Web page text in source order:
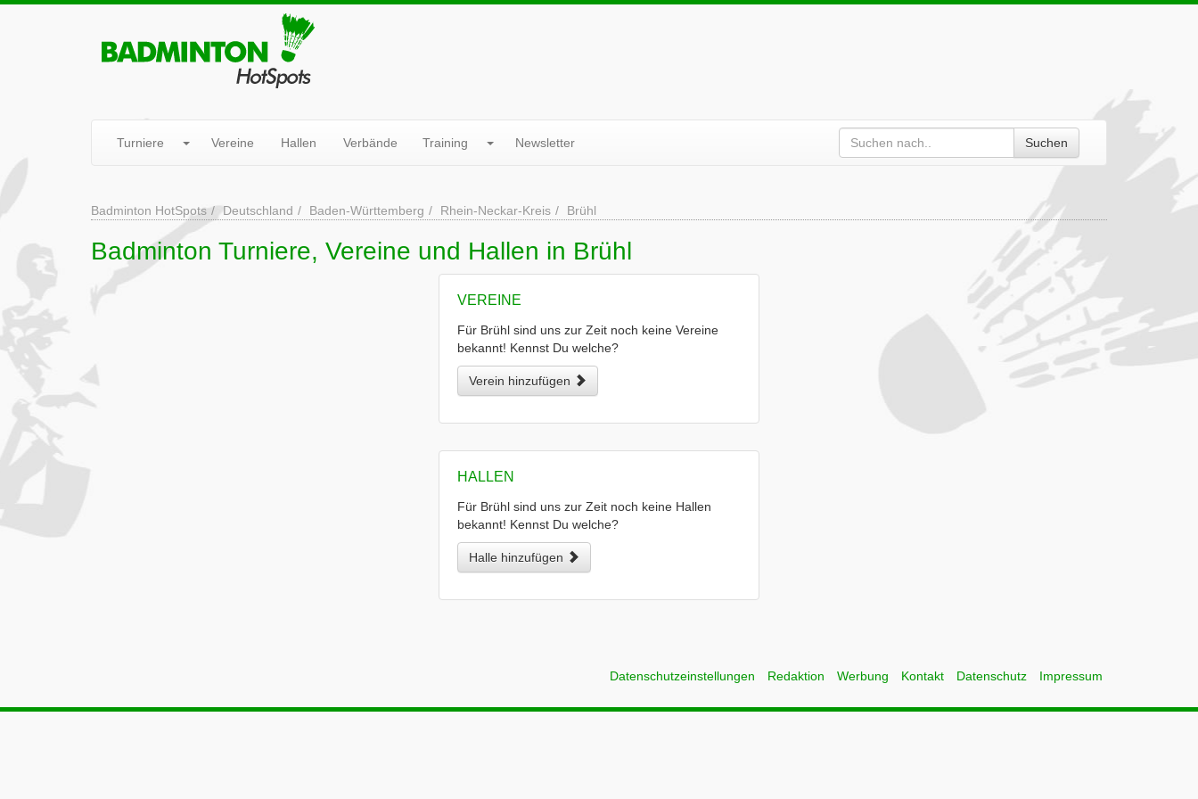
Turniere Vereine Hallen Verbände Training Newsletter Suchen
Badminton HotSpots Deutschland Baden-Württemberg Rhein-Neckar-Kreis Brühl
Badminton Turniere, Vereine und Hallen in Brühl
VEREINE
Für Brühl sind uns zur Zeit noch keine Vereine
bekannt! Kennst Du welche?
Verein hinzufügen
HALLEN
Für Brühl sind uns zur Zeit noch keine Hallen
bekannt! Kennst Du welche?
Halle hinzufügen
Datenschutzeinstellungen Redaktion Werbung Kontakt Datenschutz Impressum